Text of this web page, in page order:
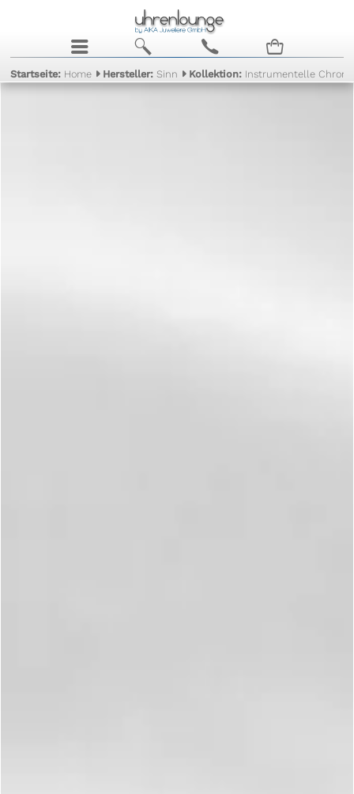
j b c n
Startseite: Home Hersteller:Sinn Kollektion: Instrumentelle